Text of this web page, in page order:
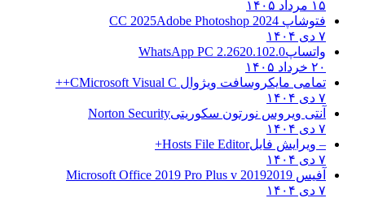
۱۵ مرداد ۱۴۰۵
فتوشاپ CC 2025 Adobe Photoshop 2024
۷ دی ۱۴۰۴
واتساپWhatsApp PC 2.2620.102.0
۲۰ خرداد ۱۴۰۵
تمامی مایکروسافت ویژوال C Microsoft Visual C++
۷ دی ۱۴۰۴
آنتی ویروس نورتون سکوریتیNorton Security
۷ دی ۱۴۰۴
– ویرایش فایلHosts File Editor+
۷ دی ۱۴۰۴
آفیس 2019 2019 Microsoft Office 2019 Pro Plus v
۷ دی ۱۴۰۴